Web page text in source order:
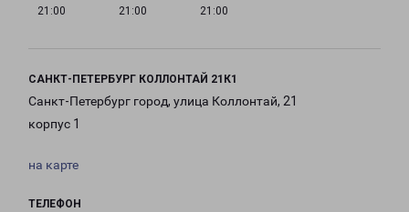
21:00
21:00
21:00
САНКТ-ПЕТЕРБУРГ КОЛЛОНТАЙ 21К1
Санкт-Петербург город, улица Коллонтай, 21
корпус 1
на карте
ТЕЛЕФОН